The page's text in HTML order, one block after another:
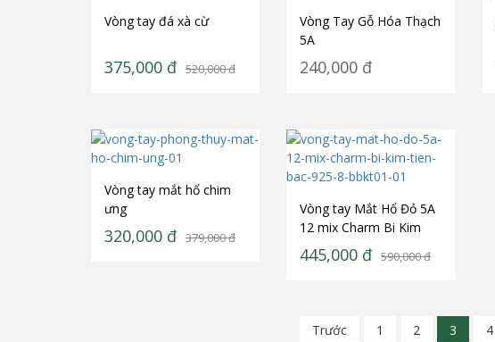
Vòng tay đá xà cừ
520,000đ
375,000 đ
Vòng Tay Gỗ Hóa Thạch
5A
240,000 đ
Vòng tay mắt hổ chim
ưng
379,000đ
320,000 đ
Vòng tay Mắt Hổ Đỏ 5A
12 mix Charm Bi Kim
Tiền Bạc 925 8 BBKT01
590,000đ
445,000 đ
Trước 1 2 3 4